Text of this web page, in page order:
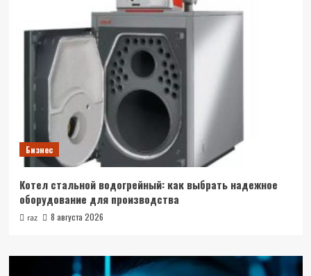
Бизнес
Котел стальной водогрейный: как выбрать надежное
оборудование для производства
raz 8 августа 2026